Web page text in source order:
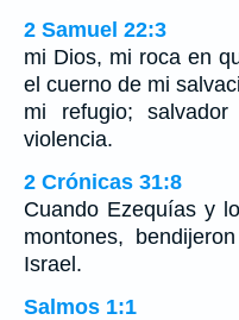
2 Samuel 22:3
mi Dios, mi roca en
el cuerno de mi
mi refugio;
violencia.
2 Crónicas 31:8
Cuando Ezequías y
montones,
Israel.
Salmos 1:1